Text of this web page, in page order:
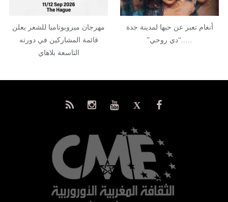
أنغام تعبر عن حبها لمدينة جدة
…..“دي روحي”
مهرجان ميزوبوتاميا للشعر يعلن
قائمة المشاركين في دورته
التاسعة بلاهاي